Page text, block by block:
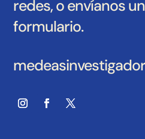
redes, o envíanos
formulario.